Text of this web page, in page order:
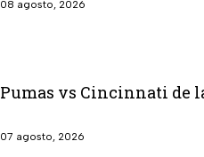
08 agosto, 2026
Pumas vs Cincinnati de
07 agosto, 2026